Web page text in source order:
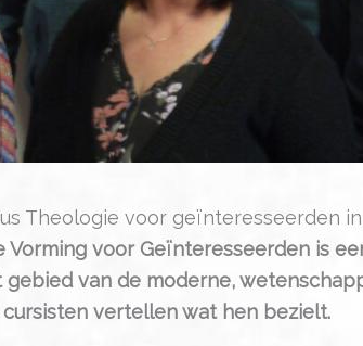
Theologie voor geïnteresseerden
Vorming voor Geïnteresseerden is
gebied van de moderne,
cursisten vertellen wat hen bezielt.